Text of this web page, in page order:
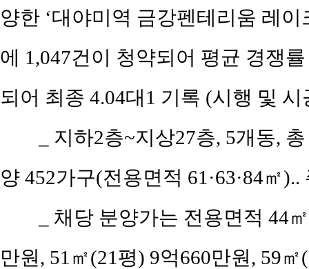
양한 ‘대야미역 금강펜테리움 레
에 1,047건이 청약되어 평균 경쟁
되어 최종 4.04대1 기록 (시행 및
_ 지하2층~지상27층, 5개동,
양 452가구(전용면적 61·63·84㎡
_ 채당 분양가는 전용면적 44
만원, 51㎡(21평) 9억660만원, 59